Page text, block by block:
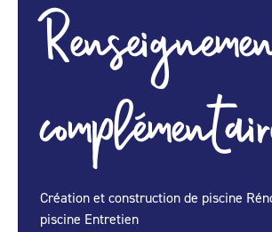
Création et construction de piscine
piscine Entretien